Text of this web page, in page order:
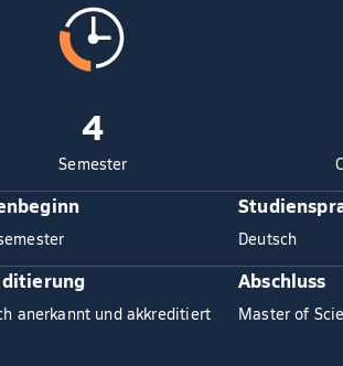
4
Semester
Deutsch
anerkannt und akkreditiert
Abschluss
Master of